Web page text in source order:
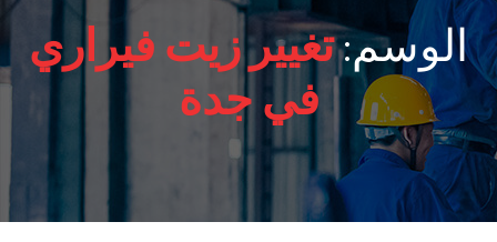
الوسم:تغيير زيت فيراري
في جدة